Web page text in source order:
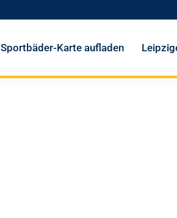
Sportbäder-Karte aufladen